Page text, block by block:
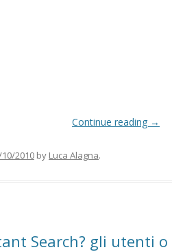
Continue reading →
10/2010 by Luca Alagna.
Search? gli utenti o